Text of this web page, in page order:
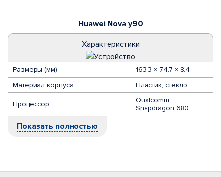
Huawei Nova y90
Характеристики
Размеры (мм)
163.3 × 74.7 × 8.4
Материал корпуса
Пластик, стекло
Процессор
Qualcomm
Snapdragon 680
Показать полностью